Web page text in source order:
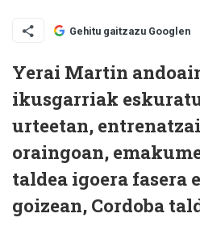
Gehitu gaitzazu Googlen
Yerai Martin
ikusgarriak
urteetan,
oraingoan,
taldea igoera fasera
goizean, Cordoba